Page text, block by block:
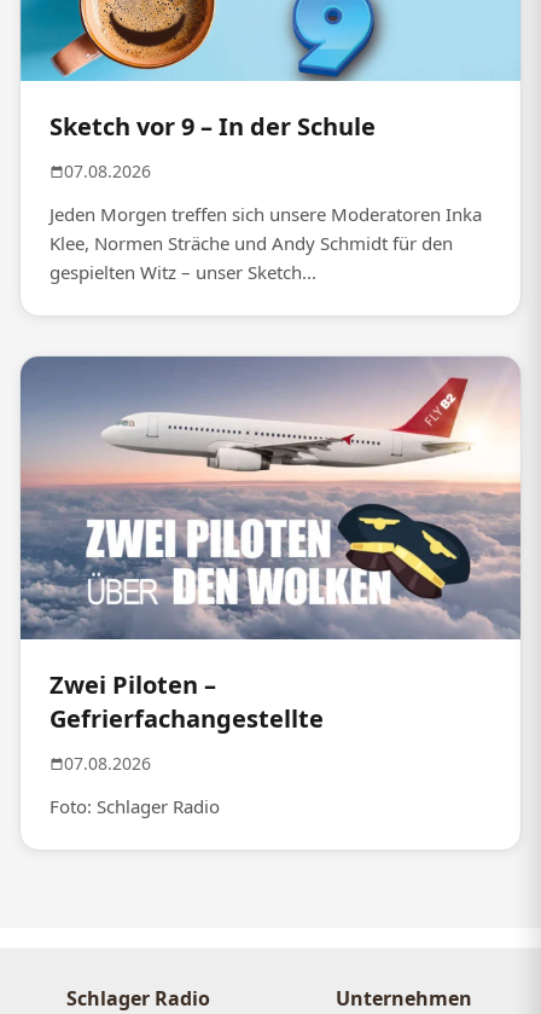
Sketch vor 9 – In der Schule
07.08.2026
Jeden Morgen treffen sich unsere Moderatoren Inka
Klee, Normen Sträche und Andy Schmidt für den
gespielten Witz – unser Sketch...
Zwei Piloten –
Gefrierfachangestellte
07.08.2026
Foto: Schlager Radio
Schlager Radio Unternehmen